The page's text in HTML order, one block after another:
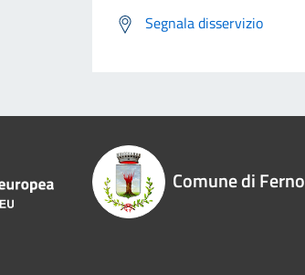
Segnala disservizio
Comune di Ferno